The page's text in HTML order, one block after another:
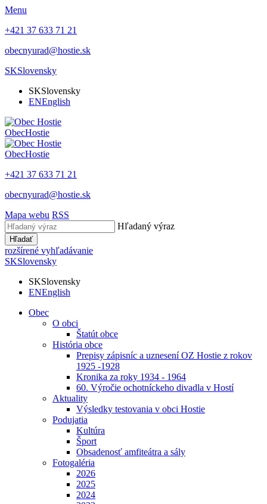
Menu
+421 37 633 71 21
obecnyurad@hostie.sk
SKSlovensky
SKSlovensky
ENEnglish
ObecHostie
ObecHostie
+421 37 633 71 21
obecnyurad@hostie.sk
Mapa webu RSS
Hľadaný výraz
Hľadať
rozšírené vyhľadávanie
SKSlovensky
SKSlovensky
ENEnglish
Obec
O obci
Štatút obce
História obce
Prepisy zápisníc a uznesení OZ Hostie z rokov
1925 -1928
Kronika za roky 1934 - 1964
60. Výročie ochotníckeho divadla v Hostí
Aktuality
Výsledky testovania v obci Hostie
Podujatia
Kultúra
Šport
Obsadenosť amfiteátra a sály
Fotogaléria
2026
2025
2024